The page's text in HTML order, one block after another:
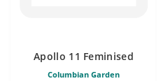
Apollo 11 Feminised
Columbian Garden